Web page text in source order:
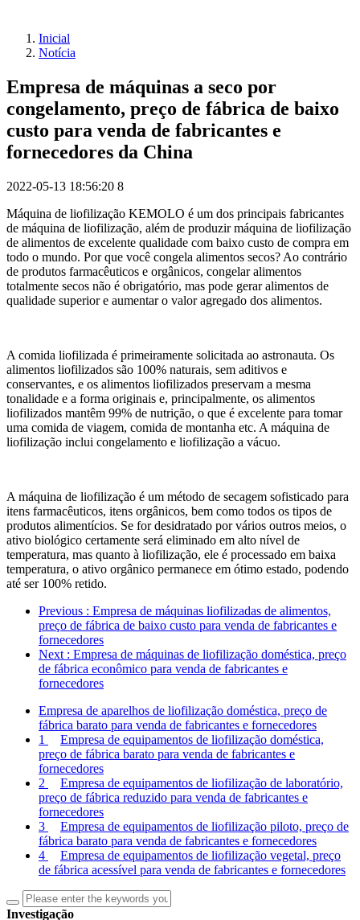
Inicial
Notícia
Empresa de máquinas a seco por
congelamento, preço de fábrica de baixo
custo para venda de fabricantes e
fornecedores da China
2022-05-13 18:56:20 8
Máquina de liofilização KEMOLO é um dos principais fabricantes
de máquina de liofilização, além de produzir máquina de liofilização
de alimentos de excelente qualidade com baixo custo de compra em
todo o mundo. Por que você congela alimentos secos? Ao contrário
de produtos farmacêuticos e orgânicos, congelar alimentos
totalmente secos não é obrigatório, mas pode gerar alimentos de
qualidade superior e aumentar o valor agregado dos alimentos.
A comida liofilizada é primeiramente solicitada ao astronauta. Os
alimentos liofilizados são 100% naturais, sem aditivos e
conservantes, e os alimentos liofilizados preservam a mesma
tonalidade e a forma originais e, principalmente, os alimentos
liofilizados mantêm 99% de nutrição, o que é excelente para tomar
uma comida de viagem, comida de montanha etc. A máquina de
liofilização inclui congelamento e liofilização a vácuo.
A máquina de liofilização é um método de secagem sofisticado para
itens farmacêuticos, itens orgânicos, bem como todos os tipos de
produtos alimentícios. Se for desidratado por vários outros meios, o
ativo biológico certamente será eliminado em alto nível de
temperatura, mas quanto à liofilização, ele é processado em baixa
temperatura, o ativo orgânico permanece em ótimo estado, podendo
até ser 100% retido.
Previous : Empresa de máquinas liofilizadas de alimentos,
preço de fábrica de baixo custo para venda de fabricantes e
fornecedores
Next : Empresa de máquinas de liofilização doméstica, preço
de fábrica econômico para venda de fabricantes e
fornecedores
Empresa de aparelhos de liofilização doméstica, preço de
fábrica barato para venda de fabricantes e fornecedores
1
Empresa de equipamentos de liofilização doméstica,
preço de fábrica barato para venda de fabricantes e
fornecedores
2
Empresa de equipamentos de liofilização de laboratório,
preço de fábrica reduzido para venda de fabricantes e
fornecedores
3
Empresa de equipamentos de liofilização piloto, preço de
fábrica barato para venda de fabricantes e fornecedores
4
Empresa de equipamentos de liofilização vegetal, preço
de fábrica acessível para venda de fabricantes e fornecedores
Investigação